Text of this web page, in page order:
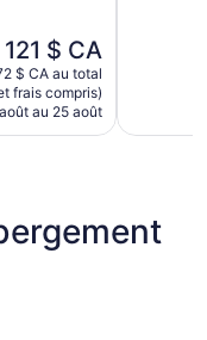
Le
prix
est
de
121 $ CA
121 $ CA
$ CA au total
frais compris)
au 25 août